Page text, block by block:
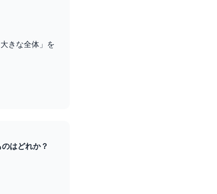
きな全体」を
はどれか？